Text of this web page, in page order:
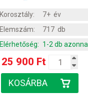
Korosztály:
7+ év
Elemszám:
717 db
Elérhetőség: 1-2 db azonnal
25 900 Ft